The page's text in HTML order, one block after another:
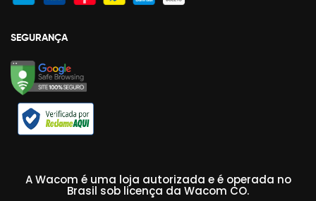
SEGURANÇA
A Wacom é uma loja autorizada e é operada no
Brasil sob licença da Wacom CO.